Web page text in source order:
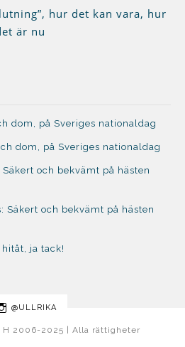
hur det kan vara, hur
är nu
dom, på Sveriges nationaldag
dom, på Sveriges nationaldag
Säkert och bekvämt på hästen
Säkert och bekvämt på hästen
ja tack!
@ULLRIKA
2006-2025 | Alla rättigheter